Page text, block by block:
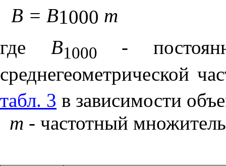
В = В1000 m
где В1000 -
среднегеометрической
табл. 3 в зависимости
m - частотный